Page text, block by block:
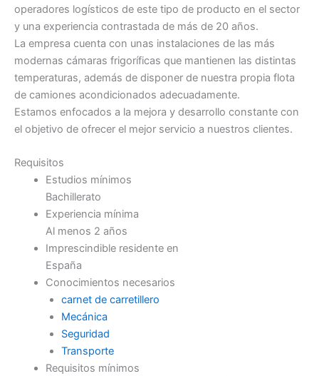
operadores logísticos de este tipo de producto en el sector
y una experiencia contrastada de más de 20 años.
La empresa cuenta con unas instalaciones de las más
modernas cámaras frigoríficas que mantienen las distintas
temperaturas, además de disponer de nuestra propia flota
de camiones acondicionados adecuadamente.
Estamos enfocados a la mejora y desarrollo constante con
el objetivo de ofrecer el mejor servicio a nuestros clientes.
Requisitos
Estudios mínimos
Bachillerato
Experiencia mínima
Al menos 2 años
Imprescindible residente en
España
Conocimientos necesarios
carnet de carretillero
Mecánica
Seguridad
Transporte
Requisitos mínimos